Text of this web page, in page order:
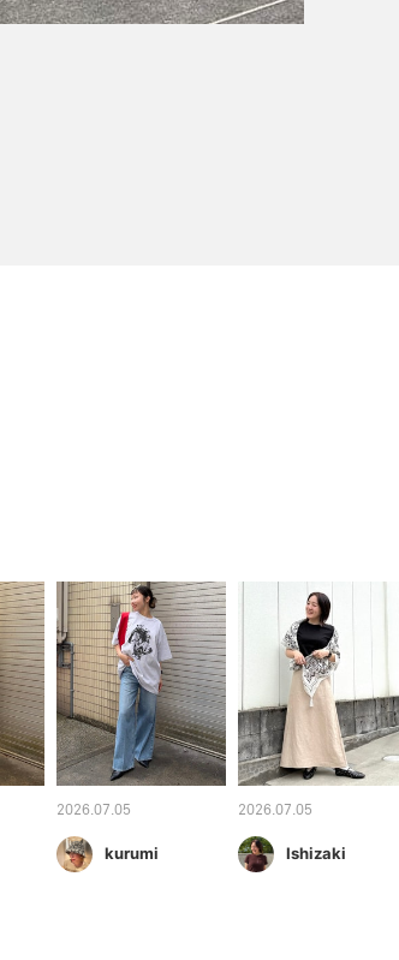
2026.07.05
kurumi
2026.07.05
Ishizaki